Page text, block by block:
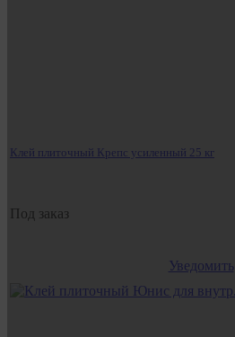
Клей плиточный Крепс усиленный 25 кг
Под заказ
Уведомить